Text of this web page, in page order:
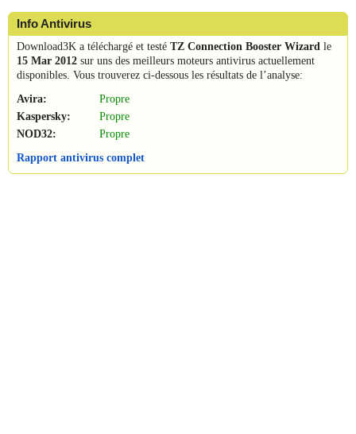
Info Antivirus
Download3K a téléchargé et testé TZ Connection Booster Wizard le
15 Mar 2012 sur uns des meilleurs moteurs antivirus actuellement
disponibles. Vous trouverez ci-dessous les résultats de l’analyse:
Avira:
Propre
Kaspersky:
Propre
NOD32:
Propre
Rapport antivirus complet